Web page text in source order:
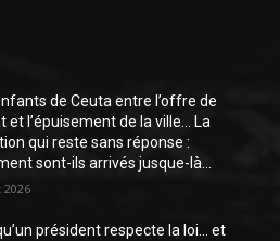
de Ceuta entre l’offre de
et l’épuisement de la ville… La
qui reste sans réponse :
sont-ils arrivés jusque-là...
2026
président respecte la loi… et